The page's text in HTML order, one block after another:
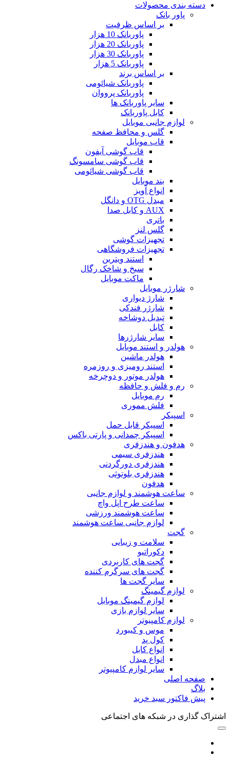
دسته بندی محصولات
پاور بانک
بر اساس ظرفیت
پاوربانک 10 هزار
پاوربانک 20 هزار
پاوربانک 30 هزار
پاوربانک 5 هزار
بر اساس برند
پاوربانک شیائومی
پاوربانک پرووان
سایر پاوربانک ها
کابل پاوربانک
لوازم جانبی موبایل
گلس و محافظ صفحه
قاب موبایل
قاب گوشی آیفون
قاب گوشی سامسونگ
قاب گوشی شیائومی
بند موبایل
انواع آویز
مبدل OTG و دانگل
AUX و کابل صدا
باتری
گلس لنز
تجهیزات گوشی
تجهیزات فروشگاهی
استند ویترین
سیخ و شاخک رگال
ماکت موبایل
شارژر موبایل
شارژ دیواری
شارژر فندکی
تبدیل دوشاخه
کابل
سایر شارژرها
هولدر و استند موبایل
هولدر ماشین
استند رومیزی و روزمره
هولدر موتور و دوچرخه
رم و فلش و حافظه
رم موبایل
فلش مموری
اسپیکر
اسپیکر قابل حمل
اسپیکر چمدانی و پارتی باکس
هدفون و هندزفری
هندزفری سیمی
هندزفری دورگردنی
هندزفری بلوتوثی
هدفون
ساعت هوشمند و لوازم جانبی
ساعت طرح اپل واچ
ساعت هوشمند ورزشی
لوازم جانبی ساعت هوشمند
گجت
سلامت و زیبایی
دکوراتیو
گجت های کاربردی
گجت های سرگرم کننده
سایر گجت ها
لوازم گیمینگ
لوازم گیمینگ موبایل
سایر لوازم بازی
لوازم کامپیوتر
موس و کیبورد
کول پد
انواع کابل
انواع مبدل
سایر لوازم کامپیوتر
صفحه اصلی
بلاگ
پیش فاکتور سبد خرید
اشتراک گذاری در شبکه های اجتماعی